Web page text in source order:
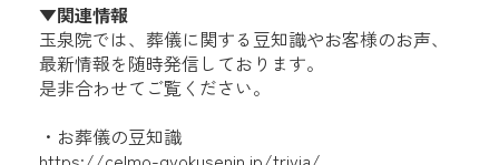
▼関連情報
玉泉院では、葬儀に関する豆知識やお客様のお声、
最新情報を随時発信しております。
是非合わせてご覧ください。
・お葬儀の豆知識